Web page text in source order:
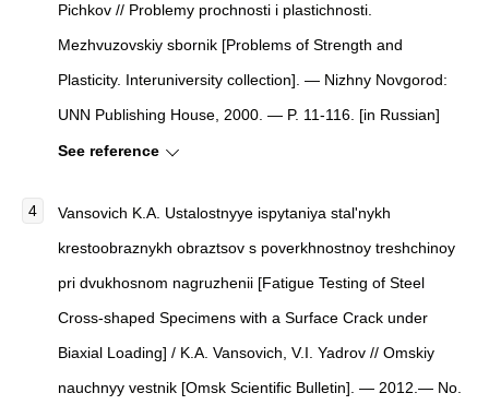
Pichkov // Problemy prochnosti i plastichnosti.
Mezhvuzovskiy sbornik [Problems of Strength and
Plasticity. Interuniversity collection]. — Nizhny Novgorod:
UNN Publishing House, 2000. — P. 11-116. [in Russian]
See reference
Vansovich K.A. Ustalostnyye ispytaniya stal'nykh
krestoobraznykh obraztsov s poverkhnostnoy treshchinoy
pri dvukhosnom nagruzhenii [Fatigue Testing of Steel
Cross-shaped Specimens with a Surface Crack under
Biaxial Loading] / K.A. Vansovich, V.I. Yadrov // Omskiy
nauchnyy vestnik [Omsk Scientific Bulletin]. — 2012.— No.